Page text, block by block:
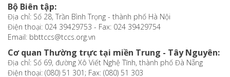
Bộ Biên tập:
Địa chỉ: Số 28, Trần Bình Trọng - thành phố Hà Nội
Điện thoại: 024 39429753 - Fax: 024 39429754
Email: bbttccs@tccs.org.vn
Cơ quan Thường trực tại miền Trung - Tây Nguyên:
Địa chỉ: Số 69, đường Xô Viết Nghệ Tĩnh, thành phố Đà Nẵng
Điện thoại: (080) 51 301; Fax: (080) 51 303